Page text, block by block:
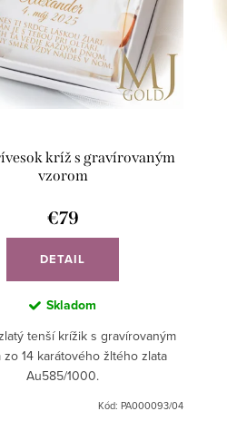
kríž s gravírovaným
vzorom
€79
DETAIL
Skladom
tenší krížik s gravírovaným
14 karátového žltého zlata
Au585/1000.
Kód:PA000093/04